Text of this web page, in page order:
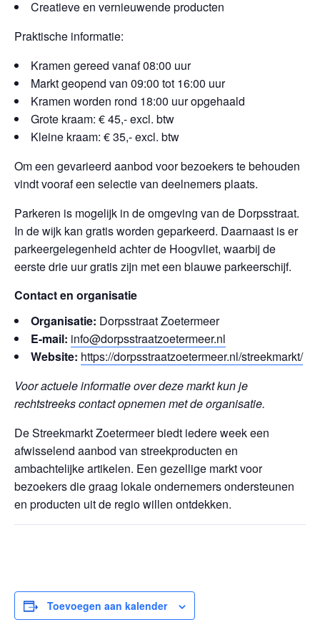
Creatieve en vernieuwende producten
Praktische informatie:
Kramen gereed vanaf 08:00 uur
Markt geopend van 09:00 tot 16:00 uur
Kramen worden rond 18:00 uur opgehaald
Grote kraam: € 45,- excl. btw
Kleine kraam: € 35,- excl. btw
Om een gevarieerd aanbod voor bezoekers te behouden
vindt vooraf een selectie van deelnemers plaats.
Parkeren is mogelijk in de omgeving van de Dorpsstraat.
In de wijk kan gratis worden geparkeerd. Daarnaast is er
parkeergelegenheid achter de Hoogvliet, waarbij de
eerste drie uur gratis zijn met een blauwe parkeerschijf.
Contact en organisatie
Organisatie: Dorpsstraat Zoetermeer
E-mail: info@dorpsstraatzoetermeer.nl
Website: https://dorpsstraatzoetermeer.nl/streekmarkt/
Voor actuele informatie over deze markt kun je
rechtstreeks contact opnemen met de organisatie.
De Streekmarkt Zoetermeer biedt iedere week een
afwisselend aanbod van streekproducten en
ambachtelijke artikelen. Een gezellige markt voor
bezoekers die graag lokale ondernemers ondersteunen
en producten uit de regio willen ontdekken.
Toevoegen aan kalender